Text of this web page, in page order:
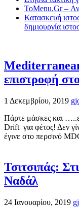
ToMenu.Gr –
Κατασκευή
δημιουργία
επιστροφή
1 Δεκεμβρίου, 2019
Πάρτε μάσκες και
Drift για φέτος! Δεν
έγινε στο περσινό
Τσιτσιπάς:
Ναδάλ
24 Ιανουαρίου, 2019